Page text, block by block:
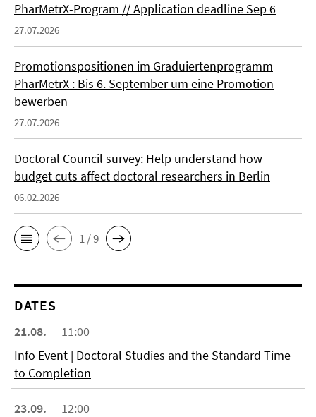
PharMetrX-Program // Application deadline Sep 6
27.07.2026
Promotionspositionen im Graduiertenprogramm
PharMetrX : Bis 6. September um eine Promotion
bewerben
27.07.2026
Doctoral Council survey: Help understand how
budget cuts affect doctoral researchers in Berlin
06.02.2026
1 / 9
DATES
21.08.
11:00
Info Event | Doctoral Studies and the Standard Time
to Completion
23.09.
12:00